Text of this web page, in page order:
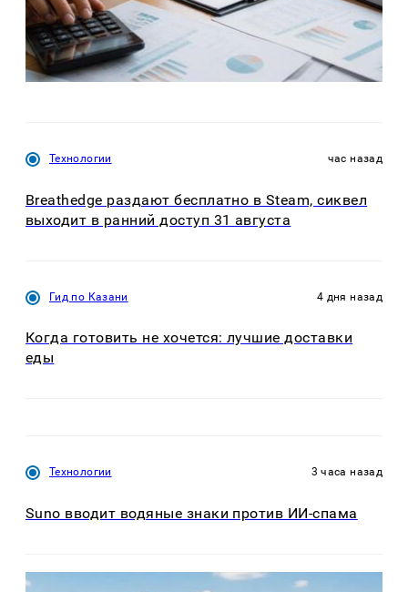
Технологии час назад
Breathedge раздают бесплатно в Steam, сиквел
выходит в ранний доступ 31 августа
Гид по Казани 4 дня назад
Когда готовить не хочется: лучшие доставки
еды
Технологии 3 часа назад
Suno вводит водяные знаки против ИИ-спама